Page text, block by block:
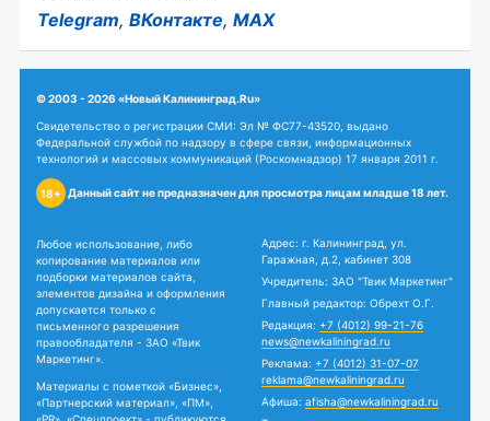
Telegram, ВКонтакте, MAX
© 2003 - 2026 «Новый Калининград.Ru»
Свидетельство о регистрации СМИ: Эл № ФС77-43520, выдано
Федеральной службой по надзору в сфере связи, информационных
технологий и массовых коммуникаций (Роскомнадзор) 17 января 2011 г.
18+ Данный сайт не предназначен для просмотра лицам младше 18 лет.
Любое использование, либо
копирование материалов или
подборки материалов сайта,
элементов дизайна и оформления
допускается только с
письменного разрешения
правообладателя - ЗАО «Твик
Маркетинг».
Материалы с пометкой «Бизнес»,
«Партнерский материал», «ПМ»,
Адрес: г. Калининград, ул.
Гаражная, д.2, кабинет 308
Учредитель: ЗАО "Твик Маркетинг"
Главный редактор: Обрехт О.Г.
Редакция: +7 (4012) 99-21-76
news@newkaliningrad.ru
Реклама: +7 (4012) 31-07-07
reklama@newkaliningrad.ru
Афиша: afisha@newkaliningrad.ru